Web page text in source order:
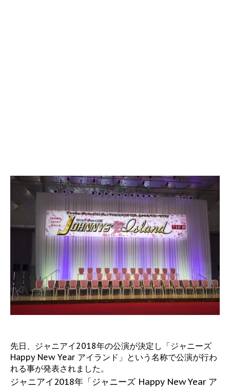
先日、ジャニアイ2018年の公演が決定し「ジャニーズ
Happy New Year アイランド」という名称で公演が行わ
れる事が発表されました。
ジャニアイ2018年「ジャニーズ Happy New Year ア